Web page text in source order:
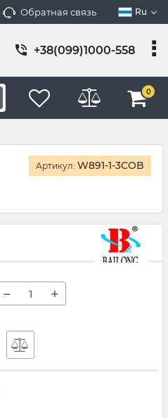
Обратная связь Ru
+38(099)1000-558
0
Артикул: W891-1-3COB
− +